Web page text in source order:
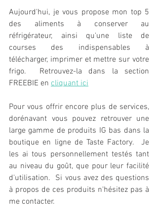
Aujourd'hui, je vous propose mon top 5
des aliments à conserver au
réfrigérateur, ainsi qu'une liste de
courses des indispensables à
télécharger, imprimer et mettre sur votre
frigo.  Retrouvez-la dans la section
FREEBIE en cliquant ici
Pour vous offrir encore plus de services,
dorénavant vous pouvez retrouver une
large gamme de produits IG bas dans la
boutique en ligne de Taste Factory.  Je
les ai tous personnellement testés tant
au niveau du goût, que pour leur facilité
d'utilisation.  Si vous avez des questions
à propos de ces produits n'hésitez pas à
me contacter.